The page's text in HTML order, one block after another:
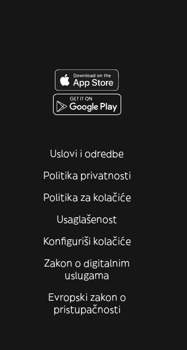
Uslovi i odredbe
Politika privatnosti
Politika za kolačiće
Usaglašenost
Konfiguriši kolačiće
Zakon o digitalnim
uslugama
Evropski zakon o
pristupačnosti